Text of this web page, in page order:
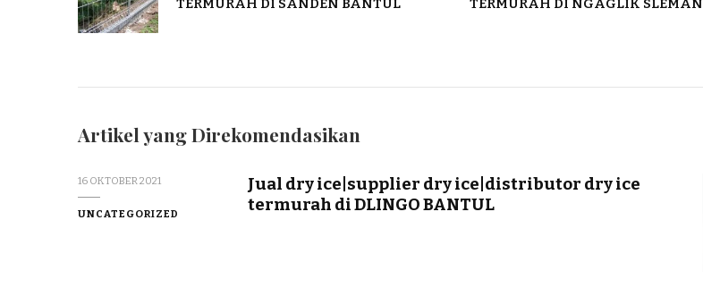
TERMURAH DI SANDEN BANTUL
TERMURAH DI NGAGLIK SLEMAN
Artikel yang Direkomendasikan
16 OKTOBER 2021
UNCATEGORIZED
Jual dry ice|supplier dry ice|distributor dry ice
termurah di DLINGO BANTUL